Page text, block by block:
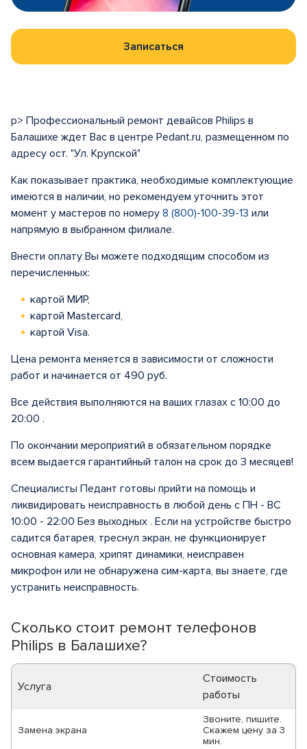
Записаться
Сколько стоит ремонт телефонов
Philips в Балашихе?
Услуга
Стоимость
работы
Замена экрана
Звоните, пишите.
Скажем цену за 3
мин.
p> Профессиональный ремонт девайсов Philips в
Балашихе ждет Вас в центре Pedant.ru, размещенном по
адресу ост. "Ул. Крупской"
Как показывает практика, необходимые комплектующие
имеются в наличии, но рекомендуем уточнить этот
момент у мастеров по номеру 8 (800)-100-39-13 или
напрямую в выбранном филиале.
Внести оплату Вы можете подходящим способом из
перечисленных:
картой МИР,
картой Mastercard,
картой Visa.
Цена ремонта меняется в зависимости от сложности
работ и начинается от 490 руб.
Все действия выполняются на ваших глазах с 10:00 до
20:00 .
По окончании мероприятий в обязательном порядке
всем выдается гарантийный талон на срок до 3 месяцев!
Специалисты Педант готовы прийти на помощь и
ликвидировать неисправность в любой день с ПН - ВС
10:00 - 22:00 Без выходных . Если на устройстве быстро
садится батарея, треснул экран, не функционирует
основная камера, хрипят динамики, неисправен
микрофон или не обнаружена сим-карта, вы знаете, где
устранить неисправность.